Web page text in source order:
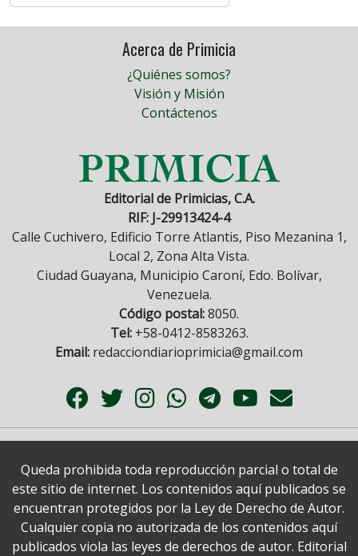
Acerca de Primicia
¿Quiénes somos?
Visión y Misión
Contáctenos
Editorial de Primicias, C.A.
RIF: J-29913424-4
Calle Cuchivero, Edificio Torre Atlantis, Piso Mezanina 1,
Local 2, Zona Alta Vista.
Ciudad Guayana, Municipio Caroní, Edo. Bolívar,
Venezuela.
Código postal:8050.
Tel:+58-0412-8583263.
Email: redacciondiarioprimicia@gmail.com
Queda prohibida toda reproducción parcial o total de
este sitio de internet. Los contenidos aquí publicados se
encuentran protegidos por la Ley de Derecho de Autor.
Cualquier copia no autorizada de los contenidos aquí
publicados viola las leyes de derechos de autor. Editorial